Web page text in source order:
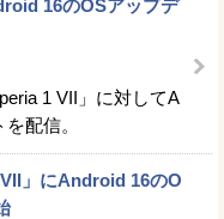
16のOSアップデ
1 VII」に対してA
配信。
」にAndroid 16のO